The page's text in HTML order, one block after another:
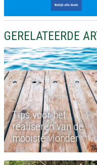
GERELATEERDE
Tips voor het
realiseren van de
mooiste vlonder